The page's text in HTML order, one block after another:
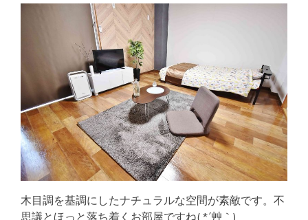
木目調を基調にしたナチュラルな空間が素敵です。不
思議とほっと落ち着くお部屋ですね( *´艸｀)